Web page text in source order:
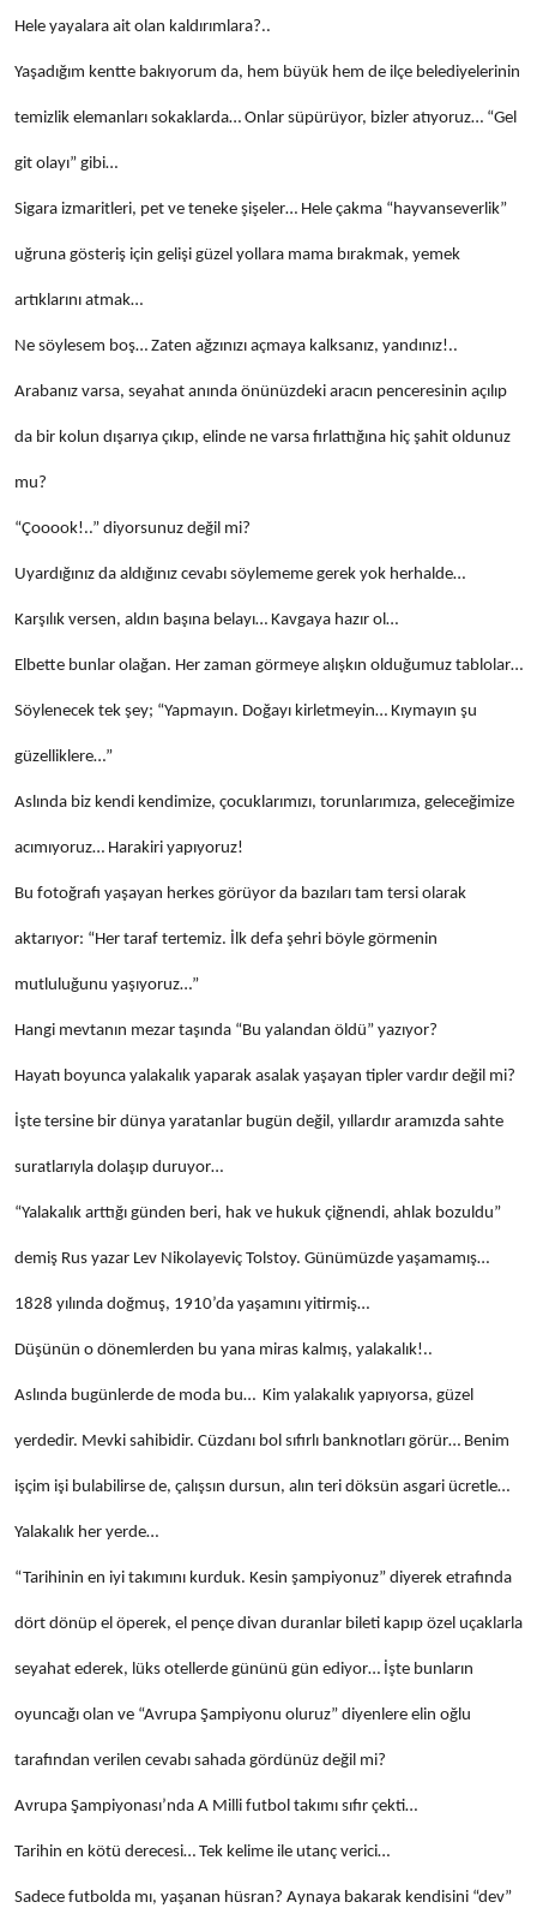
Hele yayalara ait olan kaldırımlara?..
Yaşadığım kentte bakıyorum da, hem büyük hem de ilçe belediyelerinin
temizlik elemanları sokaklarda… Onlar süpürüyor, bizler atıyoruz… “Gel
git olayı” gibi…
Sigara izmaritleri, pet ve teneke şişeler… Hele çakma “hayvanseverlik”
uğruna gösteriş için gelişi güzel yollara mama bırakmak, yemek
artıklarını atmak…
Ne söylesem boş… Zaten ağzınızı açmaya kalksanız, yandınız!..
Arabanız varsa, seyahat anında önünüzdeki aracın penceresinin açılıp
da bir kolun dışarıya çıkıp, elinde ne varsa fırlattığına hiç şahit oldunuz
mu?
“Çooook!..” diyorsunuz değil mi?
Uyardığınız da aldığınız cevabı söylememe gerek yok herhalde…
Karşılık versen, aldın başına belayı… Kavgaya hazır ol…
Elbette bunlar olağan. Her zaman görmeye alışkın olduğumuz tablolar…
Söylenecek tek şey; “Yapmayın. Doğayı kirletmeyin… Kıymayın şu
güzelliklere…”
Aslında biz kendi kendimize, çocuklarımızı, torunlarımıza, geleceğimize
acımıyoruz… Harakiri yapıyoruz!
Bu fotoğrafı yaşayan herkes görüyor da bazıları tam tersi olarak
aktarıyor: “Her taraf tertemiz. İlk defa şehri böyle görmenin
mutluluğunu yaşıyoruz…”
Hangi mevtanın mezar taşında “Bu yalandan öldü” yazıyor?
Hayatı boyunca yalakalık yaparak asalak yaşayan tipler vardır değil mi?
İşte tersine bir dünya yaratanlar bugün değil, yıllardır aramızda sahte
suratlarıyla dolaşıp duruyor…
“Yalakalık arttığı günden beri, hak ve hukuk çiğnendi, ahlak bozuldu”
demiş Rus yazar Lev Nikolayeviç Tolstoy. Günümüzde yaşamamış…
1828 yılında doğmuş, 1910’da yaşamını yitirmiş…
Düşünün o dönemlerden bu yana miras kalmış, yalakalık!..
Aslında bugünlerde de moda bu… Kim yalakalık yapıyorsa, güzel
yerdedir. Mevki sahibidir. Cüzdanı bol sıfırlı banknotları görür… Benim
işçim işi bulabilirse de, çalışsın dursun, alın teri döksün asgari ücretle…
Yalakalık her yerde…
“Tarihinin en iyi takımını kurduk. Kesin şampiyonuz” diyerek etrafında
dört dönüp el öperek, el pençe divan duranlar bileti kapıp özel uçaklarla
seyahat ederek, lüks otellerde gününü gün ediyor… İşte bunların
oyuncağı olan ve “Avrupa Şampiyonu oluruz” diyenlere elin oğlu
tarafından verilen cevabı sahada gördünüz değil mi?
Avrupa Şampiyonası’nda A Milli futbol takımı sıfır çekti…
Tarihin en kötü derecesi… Tek kelime ile utanç verici…
Sadece futbolda mı, yaşanan hüsran? Aynaya bakarak kendisini “dev”